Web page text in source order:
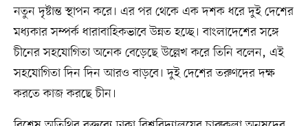
নতুন দৃষ্টান্ত স্থাপন করে। এর পর থেকে এক দশক ধরে দুই দেশের
মধ্যকার সম্পর্ক ধারাবাহিকভাবে উন্নত হচ্ছে। বাংলাদেশের সঙ্গে
চীনের সহযোগিতা অনেক বেড়েছে উল্লেখ করে তিনি বলেন, এই
সহযোগিতা দিন দিন আরও বাড়বে। দুই দেশের তরুণদের দক্ষ
করতে কাজ করছে চীন।